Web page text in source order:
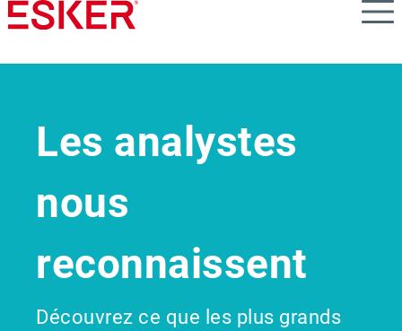
Skip
to
content
Les analystes
nous
reconnaissent
Découvrez ce que les plus grands